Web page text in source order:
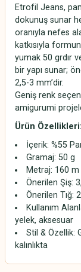
Etrofil Jeans,
dokunuş sunar
oranıyla nefes
katkısıyla
yumak 50 grdır
bir yapı sunar;
2,5-3 mm’dir.
Geniş renk
amigurumi
Ürün Özellikleri:
İçerik: %55
Gramaj: 50 g
Metraj: 160 m
Önerilen Şiş:
Önerilen Tığ:
Kullanım
yelek, aksesuar
Stil & Özellik:
kalınlıkta